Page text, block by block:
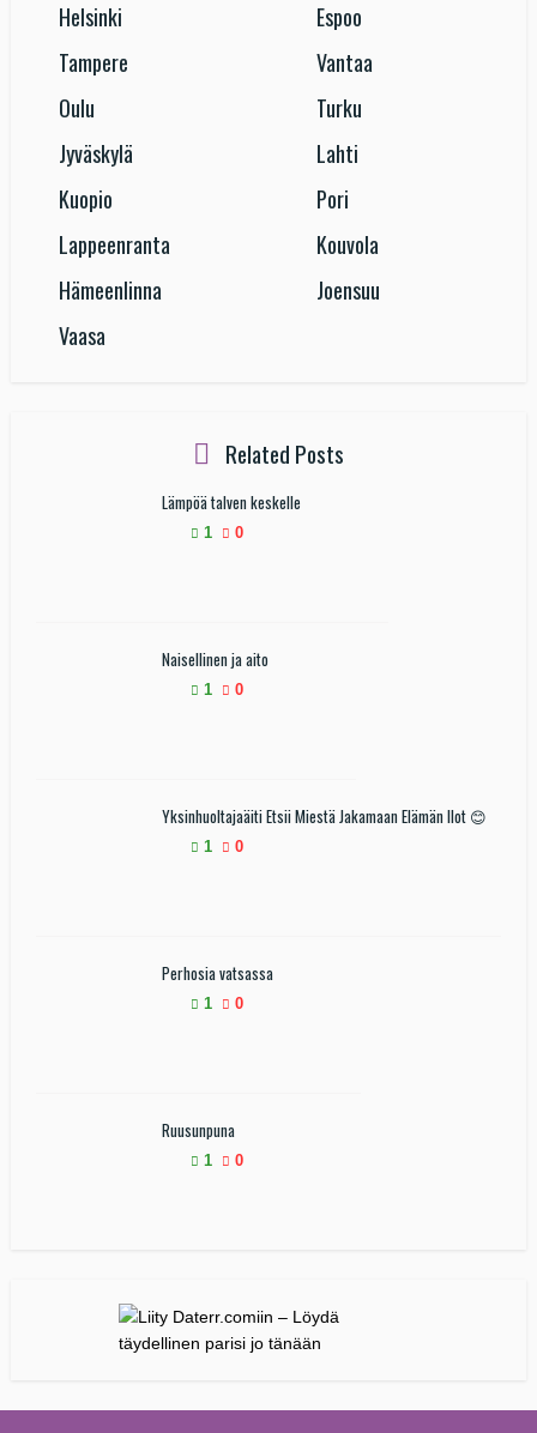
Helsinki
Espoo
Tampere
Vantaa
Oulu
Turku
Jyväskylä
Lahti
Kuopio
Pori
Lappeenranta
Kouvola
Hämeenlinna
Joensuu
Vaasa
Related Posts
Lämpöä talven keskelle
1 0
Naisellinen ja aito
1 0
Yksinhuoltajaäiti Etsii Miestä Jakamaan Elämän Ilot 😊
1 0
Perhosia vatsassa
1 0
Ruusunpuna
1 0